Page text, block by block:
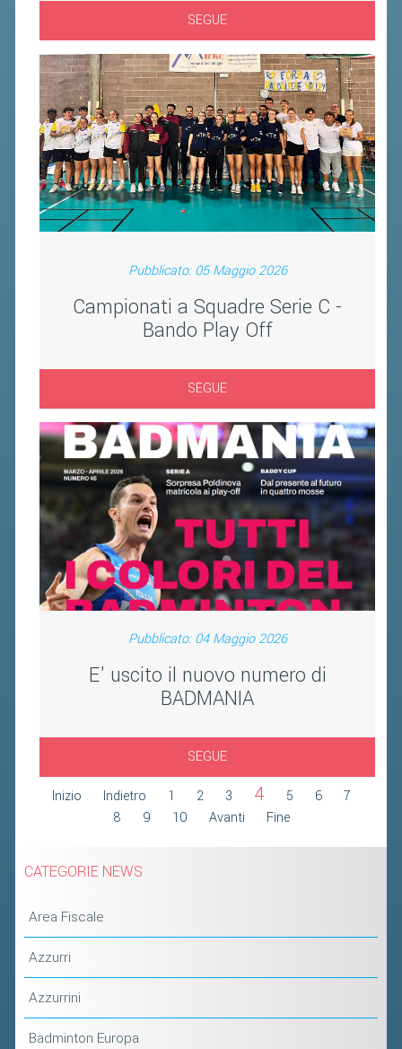
SEGUE
Pubblicato: 05 Maggio 2026
Campionati a Squadre Serie C -
Bando Play Off
SEGUE
Pubblicato: 04 Maggio 2026
E' uscito il nuovo numero di
BADMANIA
SEGUE
Inizio Indietro 1 2 3 4 5 6
7
8
9 10 Avanti Fine
CATEGORIE NEWS
Area Fiscale
Azzurri
Azzurrini
Badminton Europa
BANDI DI GARA E CONTRATTI
SPORTELLO FISCALE
NOVITÀ FISCALI
MODULISTICA
SCADENZARIO
DOCUMENTI E APPROFONDIMENTI
AIRBADMINTON
TAPPE REGIONALI AIRBADMINTON
PICKLEBALL
CLASSIFICHE PICKLEBALL
BANDI PUBBLICI
VOLA CON NOI 2026
RIVISTA BADMANIA
2026
2025
2024
2023
2020
2019